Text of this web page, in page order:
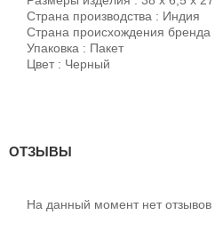
Страна производства : Индия
Страна происхождения бренда
Упаковка : Пакет
Цвет : Черный
ОТЗЫВЫ
На данный момент нет отзывов